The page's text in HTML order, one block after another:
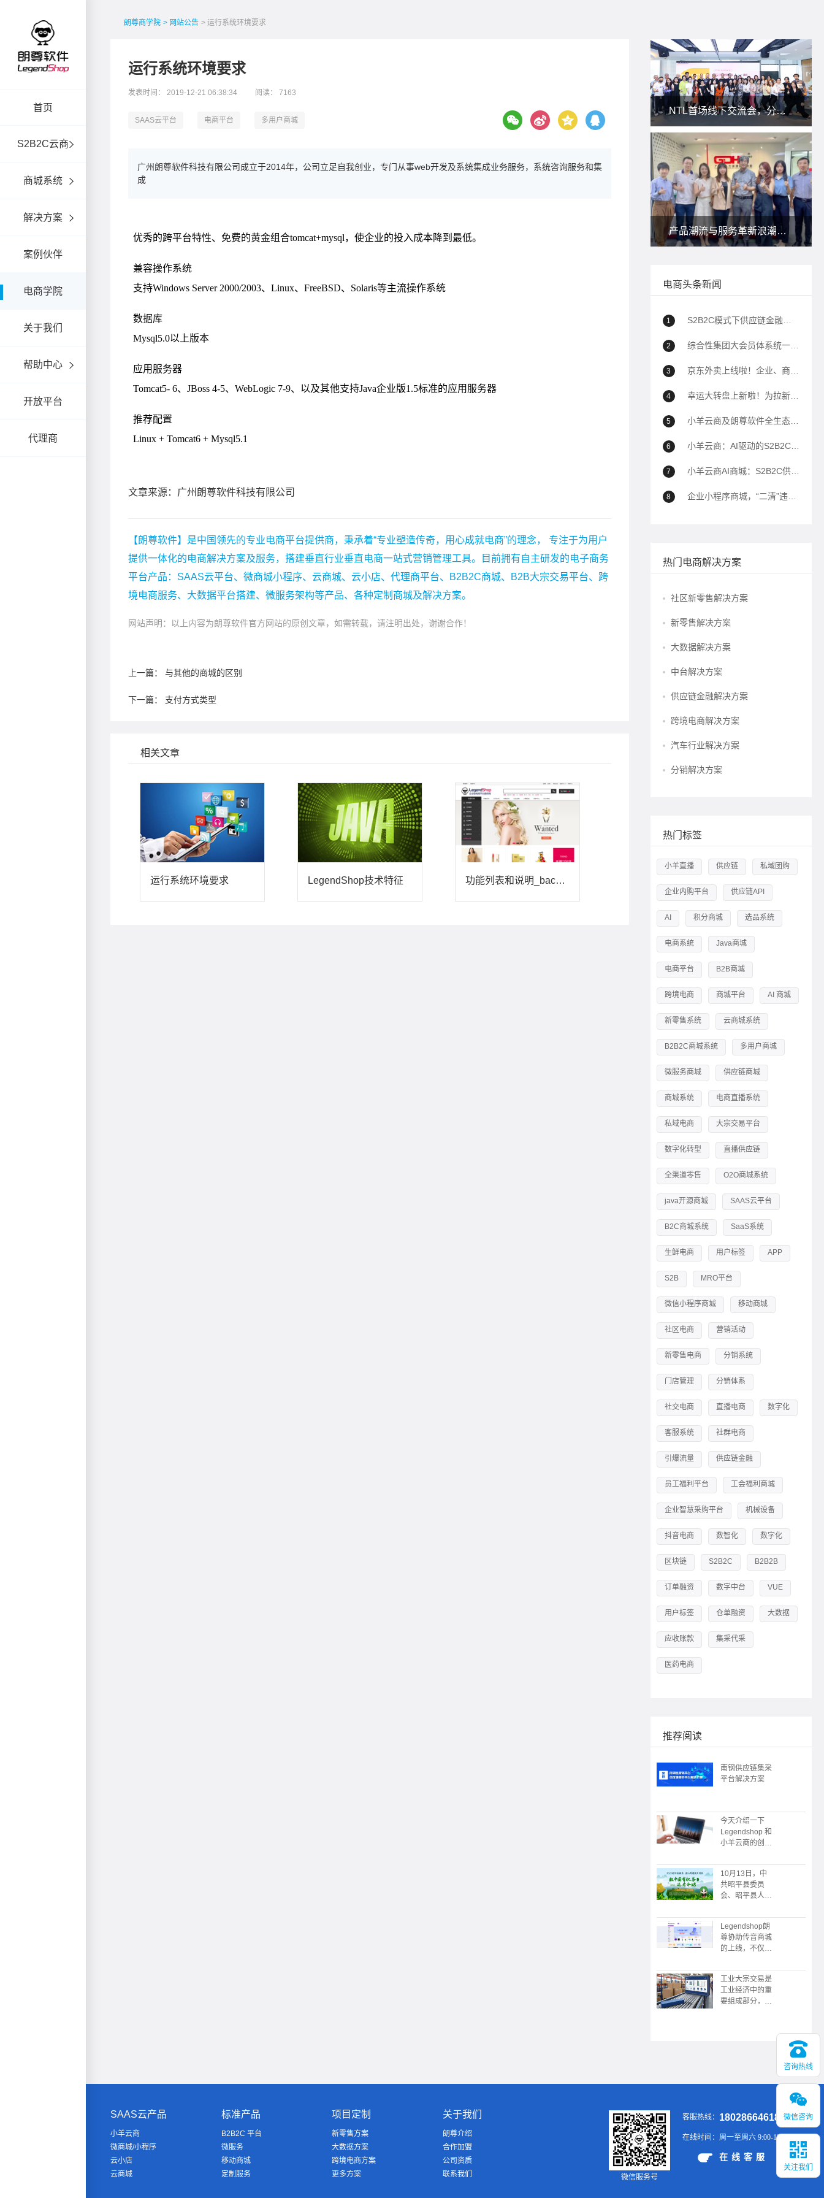
首页
S2B2C云商
商城系统
解决方案
案例伙伴
电商学院
关于我们
帮助中心
开放平台
代理商
朗尊商学院 > 网站公告 > 运行系统环境要求
运行系统环境要求
发表时间： 2019-12-21 06:38:34 阅读： 7163
SAAS云平台 电商平台 多用户商城
广州朗尊软件科技有限公司成立于2014年，公司立足自我创业，专门从事web开发及系统集成业务服务，系统咨询服务和集
成
文章来源：广州朗尊软件科技有限公司
【朗尊软件】是中国领先的专业电商平台提供商，秉承着“专业塑造传奇，用心成就电商”的理念， 专注于为用户
提供一体化的电商解决方案及服务，搭建垂直行业垂直电商一站式营销管理工具。目前拥有自主研发的电子商务
平台产品：SAAS云平台、微商城小程序、云商城、云小店、代理商平台、B2B2C商城、B2B大宗交易平台、跨
境电商服务、大数据平台搭建、微服务架构等产品、各种定制商城及解决方案。
网站声明：以上内容为朗尊软件官方网站的原创文章，如需转载，请注明出处，谢谢合作！
上一篇： 与其他的商城的区别
下一篇： 支付方式类型
相关文章
运行系统环境要求 LegendShop技术特征 功能列表和说明_backup
NTL首场线下交流会，分享私域新玩法！
产品潮流与服务革新浪潮下，朗尊与省人协一起研讨：人力资源服务供应商如何应对？
电商头条新闻
1 S2B2C模式下供应链金融如何助力企业降本增效？
2 综合性集团大会员体系统一解决方案
3 京东外卖上线啦！企业、商家自己的商城也能用上京东外卖！
4 幸运大转盘上新啦！为拉新、转化、留存增加新帮手！
5 小羊云商及朗尊软件全生态解决方案深度问答（100问）
6 小羊云商：AI驱动的S2B2C全域电商生态平台全面解析
7 小羊云商AI商城：S2B2C供应链到全域运营的商业模式白皮书——以AI驱动私域电商生态重构
8 企业小程序商城，“二清”违规封禁的解决方案
热门电商解决方案
社区新零售解决方案
新零售解决方案
大数据解决方案
中台解决方案
供应链金融解决方案
跨境电商解决方案
汽车行业解决方案
分销解决方案
热门标签
小羊直播 供应链 私域团购
企业内购平台 供应链API
AI 积分商城 选品系统
电商系统 Java商城
电商平台 B2B商城
跨境电商 商城平台 AI 商城
新零售系统 云商城系统
B2B2C商城系统 多用户商城
微服务商城 供应链商城
商城系统 电商直播系统
私域电商 大宗交易平台
数字化转型 直播供应链
全渠道零售 O2O商城系统
java开源商城 SAAS云平台
B2C商城系统 SaaS系统
生鲜电商 用户标签 APP
S2B MRO平台
微信小程序商城 移动商城
社区电商 营销活动
新零售电商 分销系统
门店管理 分销体系
社交电商 直播电商 数字化
客服系统 社群电商
引爆流量 供应链金融
员工福利平台 工会福利商城
企业智慧采购平台 机械设备
抖音电商 数智化 数字化
区块链 S2B2C B2B2B
订单融资 数字中台 VUE
用户标签 仓单融资 大数据
应收账款 集采代采
医药电商
推荐阅读
南钢供应链集采
平台解决方案
今天介绍一下
Legendshop 和
小羊云商的创始
10月13日，中
共昭平县委员
会、昭平县人民
朗尊软件科技有
限公司协助，广
东广播电视台触
电传媒协协办的
茶 还看今昭”
2023昭平有机
茶，香沁粤港澳
大湾区推介会在
Legendshop朗
尊协助传音商城
的上线，不仅是
转型的典范，更
展现了传音“深
耕本地化，敢为
全球先”的战略
工业大宗交易是
工业经济中的重
要组成部分，涉
用，企业可以在
大宗交易中实现
稳定的供应和销
争力。
SAAS云产品
小羊云商
微商城/小程序
云小店
云商城
标准产品
B2B2C 平台
微服务
移动商城
定制服务
项目定制
新零售方案
大数据方案
跨境电商方案
更多方案
关于我们
朗尊介绍
合作加盟
公司资质
联系我们
客服热线： 18028664618
在线时间：周一至周六 9:00-19:00
在线客服
微信服务号
咨询热线
微信咨询
关注我们